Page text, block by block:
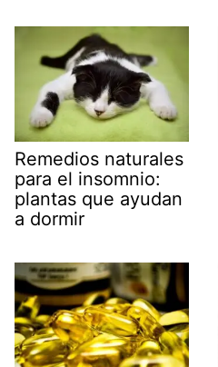
Remedios naturales
para el insomnio:
plantas que ayudan
a dormir